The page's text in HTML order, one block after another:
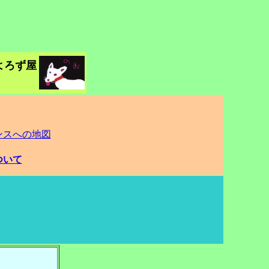
ろず屋
への地図
いて